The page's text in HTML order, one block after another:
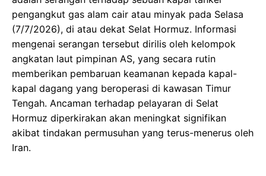
pengangkut gas alam cair atau minyak pada Selasa
(7/7/2026), di atau dekat Selat Hormuz. Informasi
mengenai serangan tersebut dirilis oleh kelompok
angkatan laut pimpinan AS, yang secara rutin
memberikan pembaruan keamanan kepada kapal-
kapal dagang yang beroperasi di kawasan Timur
Tengah. Ancaman terhadap pelayaran di Selat
Hormuz diperkirakan akan meningkat signifikan
akibat tindakan permusuhan yang terus-menerus oleh
Iran.